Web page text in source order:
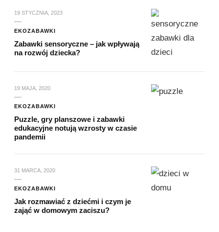
19 STYCZNIA, 2023
EKOZABAWKI
Zabawki sensoryczne – jak wpływają
na rozwój dziecka?
19 MAJA, 2020
EKOZABAWKI
Puzzle, gry planszowe i zabawki
edukacyjne notują wzrosty w czasie
pandemii
31 MARCA, 2020
EKOZABAWKI
Jak rozmawiać z dziećmi i czym je
zająć w domowym zaciszu?